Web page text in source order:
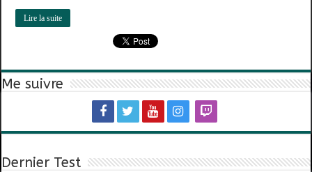
Lire la suite
Me suivre
Dernier Test